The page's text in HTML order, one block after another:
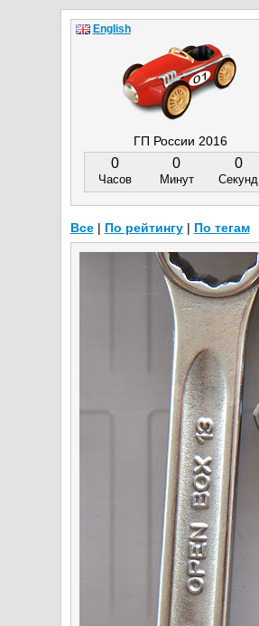
ГП России 2016
0
Часов
0
Минут
0
Секунд
English
Все| По рейтингу| По тегам